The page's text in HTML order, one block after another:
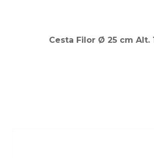
Cesta Filor Ø 25 cm Alt.